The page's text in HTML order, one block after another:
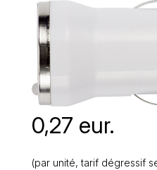
0,27 eur.
(par unité, tarif dégressif